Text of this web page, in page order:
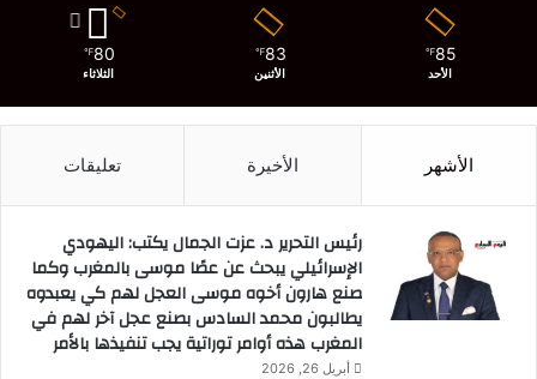
85
℉
الأحد
83
℉
الأثنين
80
℉
الثلاثاء
الأشهر الأخيرة تعليقات
رئيس التحرير د. عزت الجمال يكتب: اليهودي
الإسرائيلي يبحث عن عصًا موسى بالمغرب وكما
صنع هارون أخوه موسى العجل لهم كي يعبدوه
يطالبون محمد السادس بصنع عجل آخر لهم في
المغرب هذه أوامر توراتية يجب تنفيذها بالأمر
أبريل 26, 2026